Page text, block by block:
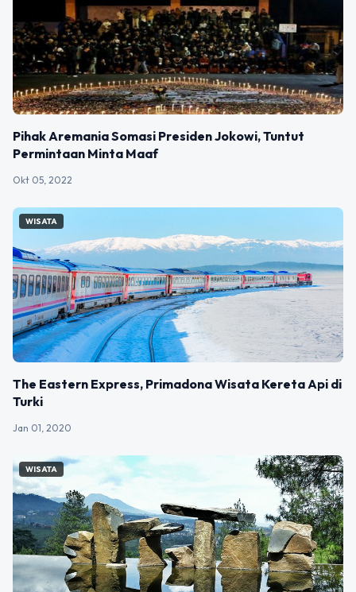
Pihak Aremania Somasi Presiden Jokowi, Tuntut
Permintaan Minta Maaf
Okt 05, 2022
WISATA
The Eastern Express, Primadona Wisata Kereta Api di
Turki
Jan 01, 2020
WISATA